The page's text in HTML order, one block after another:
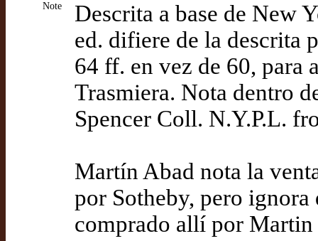
Note
Descrita a base de New
ed. difiere de la descrita
64 ff. en vez de 60, para
Trasmiera. Nota dentro
Spencer Coll. N.Y.P.L.
Martín Abad nota la
por Sotheby, pero ignora
comprado allí por